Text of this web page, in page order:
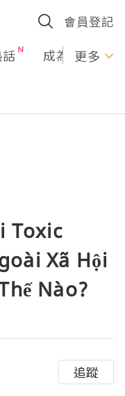
會員登記
成為U更多
Toxic
Xã Hội
Nào?
追蹤